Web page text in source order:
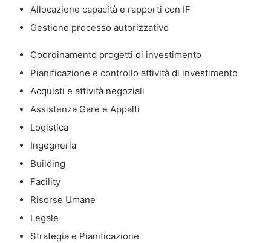
Allocazione capacità e rapporti con IF
Gestione processo autorizzativo
Coordinamento progetti di investimento
Pianificazione e controllo attività di investimento
Acquisti e attività negoziali
Assistenza Gare e Appalti
Logistica
Ingegneria
Building
Facility
Risorse Umane
Legale
Strategia e Pianificazione